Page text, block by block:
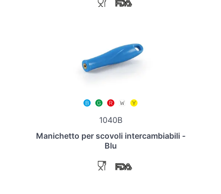
1040B
Manichetto per scovoli intercambiabili -
Blu